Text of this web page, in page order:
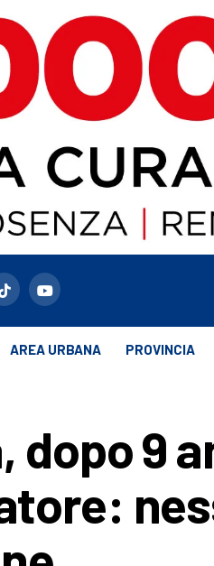
AREA URBANA PROVINCIA
dopo 9